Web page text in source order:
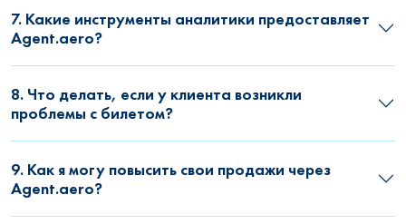
7. Какие инструменты аналитики предоставляет
Agent.aero?
8. Что делать, если у клиента возникли
проблемы с билетом?
9. Как я могу повысить свои продажи через
Agent.aero?